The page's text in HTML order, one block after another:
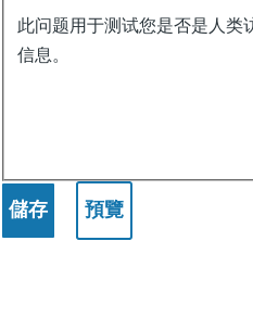
此问题用于测试您是否是人类
信息。